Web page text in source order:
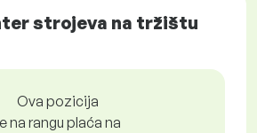
strojeva na tržištu
Ova pozicija
na rangu plaća na